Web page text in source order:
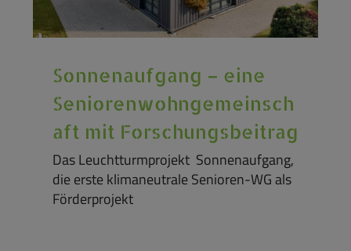
Sonnenaufgang – eine
Seniorenwohngemeinsch
aft mit Forschungsbeitrag
Das Leuchtturmprojekt Sonnenaufgang,
die erste klimaneutrale Senioren-WG als
Förderprojekt